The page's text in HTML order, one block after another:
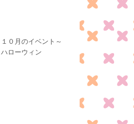
１０月のイベント～
ハローウィン